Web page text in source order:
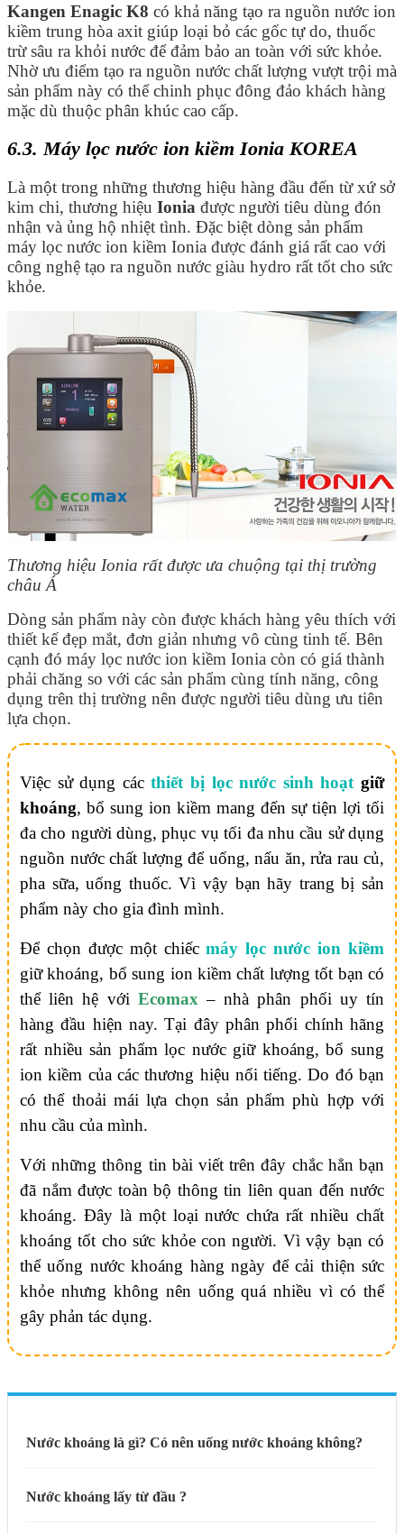
Kangen Enagic K8 có khả năng tạo ra nguồn nước ion
kiềm trung hòa axit giúp loại bỏ các gốc tự do, thuốc
trừ sâu ra khỏi nước để đảm bảo an toàn với sức khỏe.
Nhờ ưu điểm tạo ra nguồn nước chất lượng vượt trội mà
sản phẩm này có thể chinh phục đông đảo khách hàng
mặc dù thuộc phân khúc cao cấp.
6.3. Máy lọc nước ion kiềm Ionia KOREA
Là một trong những thương hiệu hàng đầu đến từ xứ sở
kim chi, thương hiệu Ionia được người tiêu dùng đón
nhận và ủng hộ nhiệt tình. Đặc biệt dòng sản phẩm
máy lọc nước ion kiềm Ionia được đánh giá rất cao với
công nghệ tạo ra nguồn nước giàu hydro rất tốt cho sức
khỏe.
Thương hiệu Ionia rất được ưa chuộng tại thị trường
châu Á
Dòng sản phẩm này còn được khách hàng yêu thích với
thiết kế đẹp mắt, đơn giản nhưng vô cùng tinh tế. Bên
cạnh đó máy lọc nước ion kiềm Ionia còn có giá thành
phải chăng so với các sản phẩm cùng tính năng, công
dụng trên thị trường nên được người tiêu dùng ưu tiên
lựa chọn.
Việc sử dụng cácthiết bị lọc nước sinh hoạtgiữ
khoáng, bổ sung ion kiềm mang đến sự tiện lợi tối
đa cho người dùng, phục vụ tối đa nhu cầu sử dụng
nguồn nước chất lượng để uống, nấu ăn, rửa rau củ,
pha sữa, uống thuốc. Vì vậy bạn hãy trang bị sản
phẩm này cho gia đình mình.
Để chọn được một chiếcmáy lọc nước ion kiềm
giữ khoáng, bổ sung ion kiềm chất lượng tốt bạn có
thể liên hệ với Ecomax– nhà phân phối uy tín
hàng đầu hiện nay. Tại đây phân phối chính hãng
rất nhiều sản phẩm lọc nước giữ khoáng, bổ sung
ion kiềm của các thương hiệu nổi tiếng. Do đó bạn
có thể thoải mái lựa chọn sản phẩm phù hợp với
nhu cầu của mình.
Với những thông tin bài viết trên đây chắc hẳn bạn
đã nắm được toàn bộ thông tin liên quan đến nước
khoáng. Đây là một loại nước chứa rất nhiều chất
khoáng tốt cho sức khỏe con người. Vì vậy bạn có
thể uống nước khoáng hàng ngày để cải thiện sức
khỏe nhưng không nên uống quá nhiều vì có thể
gây phản tác dụng.
Nước khoáng là gì? Có nên uống nước khoáng không?
Nước khoáng lấy từ đầu ?